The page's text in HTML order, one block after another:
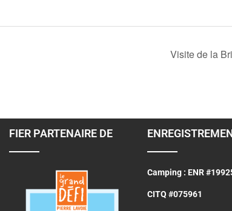
Visite de la
FIER PARTENAIRE DE
Camping : ENR
CITQ #075961